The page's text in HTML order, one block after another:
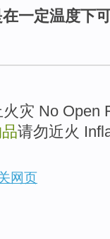
一定温度下
灾 No Open
请勿近火
网页